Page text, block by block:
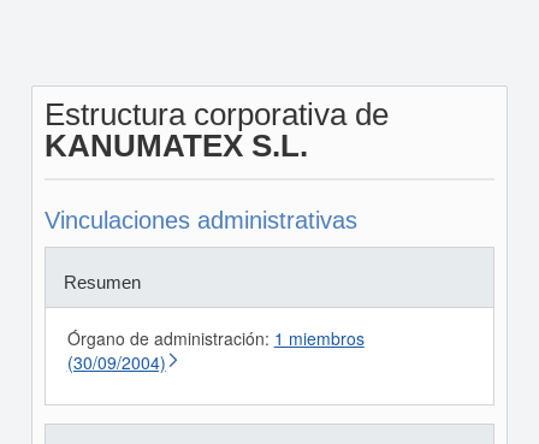
Estructura corporativa de
KANUMATEX S.L.
Vinculaciones administrativas
Resumen
Órgano de administración: 1 miembros
(30/09/2004)